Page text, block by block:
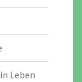
Leben